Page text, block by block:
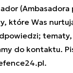
które Was
do kontaktu.
.